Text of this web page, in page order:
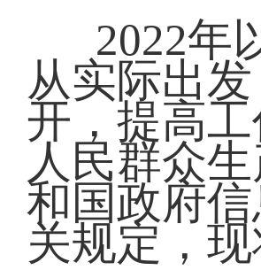
2022年
从实际出
开，提高
人民群众
和国政府
关规定，